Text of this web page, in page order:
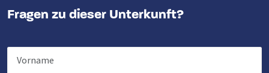
Fragen zu dieser Unterkunft?